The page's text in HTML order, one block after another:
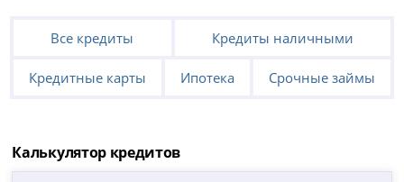
Все кредиты Кредиты наличными
Кредитные карты Ипотека Срочные займы
Калькулятор кредитов